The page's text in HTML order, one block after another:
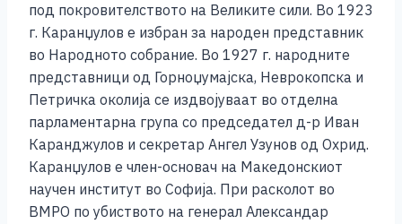
под покровителството на Великите сили. Во 1923
г. Каранџулов е избран за народен представник
во Народното собрание. Во 1927 г. народните
представници од Горноџумајска, Неврокопска и
Петричка околија се издвојуваат во отделна
парламентарна група со председател д-р Иван
Каранджулов и секретар Ангел Узунов од Охрид.
Каранџулов е член-основач на Македонскиот
научен институт во Софија. При расколот во
ВМРО по убиството на генерал Александар